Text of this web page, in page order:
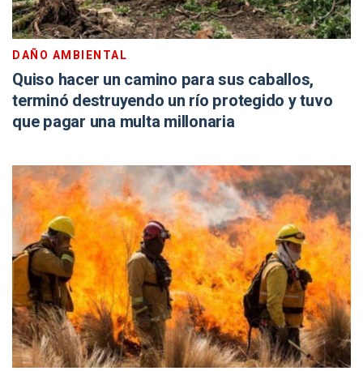
DAÑO AMBIENTAL
Quiso hacer un camino para sus caballos,
terminó destruyendo un río protegido y tuvo
que pagar una multa millonaria